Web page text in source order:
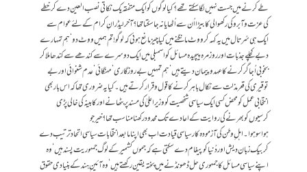
طے کرنےمیں جست نہیں لگا سکتے تھے ؟کیا لوگوں کو ایک متفقہ یک نکاتی نصب العین دےکرخطے
کی عزت وآبرو کی رکھوالی کا بیڑا اُن سے اُٹھایا نہ جاسکتا تھا؟ آخرلیڈرانِ کرام کے لئے عوام سے
ایک ہی سُرتال میں یہ کہہ کر ووٹ مانگنے میں کیا چیز مانع ہوئی کہ لوگو! تم ہمیں ووٹ دو‘ہم تمہارے
دبے کچلے جذبات اور روز مرہ پیچیدہ مسائل کو اسمبلی میں ایک دوسرے سے کندھے سے کندھا ملاکر
بخوبی اُجاگر کرنے کا عہد وپیمان دیتے ہیں ‘ ہم تمہیں بے روزگاری‘ مہنگائی‘ عدم شنوائی اور بے
توقیری کی قعر مذلت سے نکال باہر کرنے کا قول وقرار کر تے ہیں۔کیا یہ ضروری تھا کہ اس بار بھی
انتخابی عمل کو محض کسی ایک سیاسی شخصیت کووزیراعلیٰ کی مسند پر بٹھانےاور کابینہ کی خالی پڑی
کرسیوں کو بھرنے کی روایت کے اعادے تک محدود رکھنا مناسب تھا؟ خیر جو
ہوا سو ہو ا۔ اہل ِوطن کی آزمودہ کار سیاسی قیادت اب بھی اپنا مابعد انتخابات سیاسی اتحاد ترتیب دے
کر بیک زبان دیش اور دُنیا کو پیغام دے سکتی ہےکہ جموں کشمیر کے لوگ جمہوریت پسندہیں ‘ وہ
اپنے سیاسی مسائل کا جمہوری حل ڈھونڈنے میں پختہ یقین رکھتے ہیں ‘ وہ آئین ِ ہند کے بنیادی حقو ق